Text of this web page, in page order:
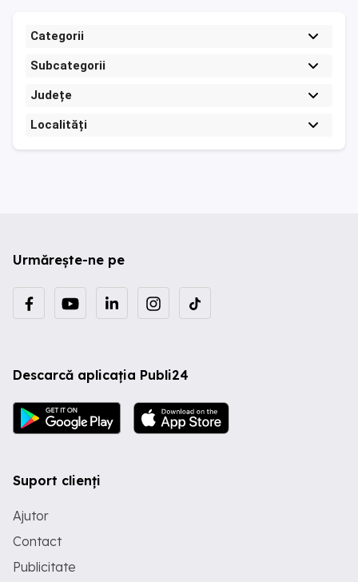
Categorii
Subcategorii
Județe
Localități
Urmărește-ne pe
Descarcă aplicația Publi24
Suport clienți
Ajutor
Contact
Publicitate